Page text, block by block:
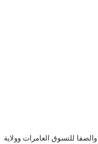
للتسوق العامرات وولاية